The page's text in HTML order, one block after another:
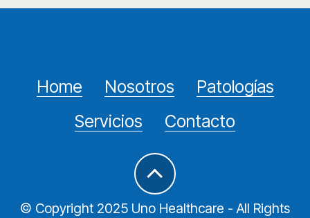
Home Nosotros
Patologías
Servicios
Contacto
© Copyright 2025 Uno Healthcare - All Rights